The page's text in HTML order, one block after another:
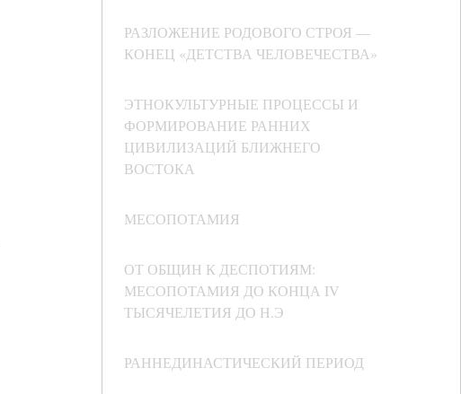
РАЗЛОЖЕНИЕ РОДОВОГО СТРОЯ —
КОНЕЦ «ДЕТСТВА ЧЕЛОВЕЧЕСТВА»
ЭТНОКУЛЬТУРНЫЕ ПРОЦЕССЫ И
ФОРМИРОВАНИЕ РАННИХ
ЦИВИЛИЗАЦИЙ БЛИЖНЕГО
ВОСТОКА
МЕСОПОТАМИЯ
ОТ ОБЩИН К ДЕСПОТИЯМ:
МЕСОПОТАМИЯ ДО КОНЦА IV
ТЫСЯЧЕЛЕТИЯ ДО Н.Э
РАННЕДИНАСТИЧЕСКИЙ ПЕРИОД